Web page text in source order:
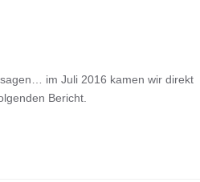
im Juli 2016 kamen wir direkt
Bericht.